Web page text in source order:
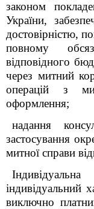
законом
України,
достовірністю,
повному
відповідного
через митний
операцій з
оформлення;
надання
застосування
митної справи
індивідуальний
виключно